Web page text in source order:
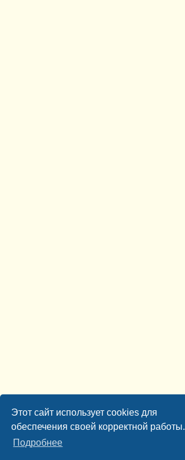
Этот сайт использует cookies для
обеспечения своей корректной работы.
Подробнее